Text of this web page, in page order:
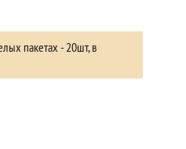
пакетах - 20шт, в